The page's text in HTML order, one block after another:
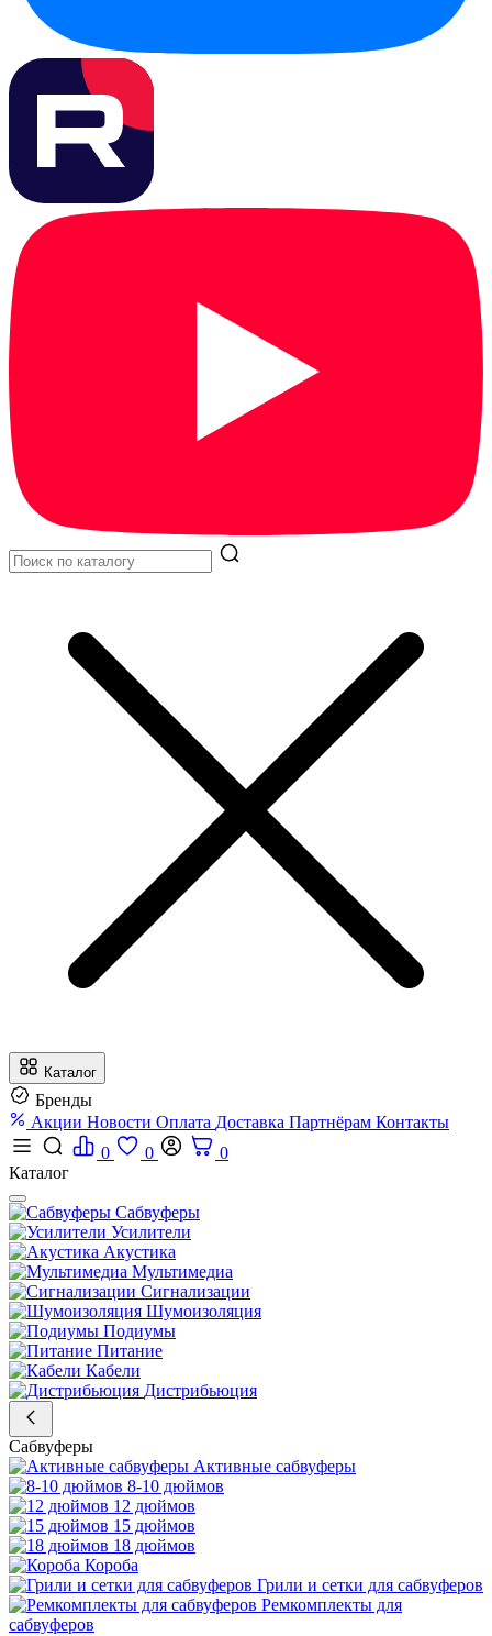
Каталог
Бренды
Акции Новости Оплата Доставка Партнёрам Контакты
0
0
0
Каталог
Сабвуферы
Усилители
Акустика
Мультимедиа
Сигнализации
Шумоизоляция
Подиумы
Питание
Кабели
Дистрибьюция
Сабвуферы
Активные сабвуферы
8-10 дюймов
12 дюймов
15 дюймов
18 дюймов
Короба
Грили и сетки для сабвуферов
Ремкомплекты для
сабвуферов